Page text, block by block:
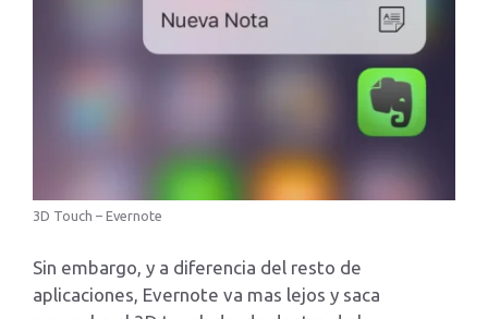
3D Touch – Evernote
Sin embargo, y a diferencia del resto de
aplicaciones, Evernote va mas lejos y saca